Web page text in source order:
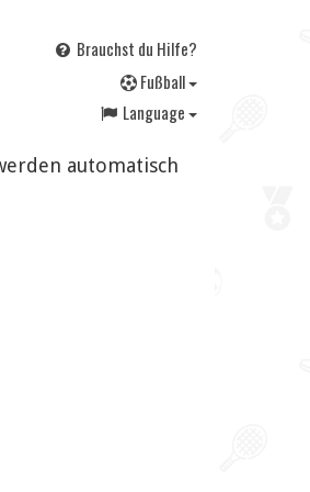
Brauchst du Hilfe?
Fußball
Language
automatisch